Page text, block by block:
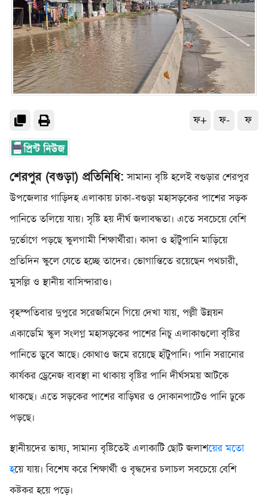
ফ+ ফ- ফ
শেরপুর (বগুড়া) প্রতিনিধি: সামান্য বৃষ্টি হলেই বগুড়ার শেরপুর
উপজেলার গাড়িদহ এলাকায় ঢাকা-বগুড়া মহাসড়কের পাশের সড়ক
পানিতে তলিয়ে যায়। সৃষ্টি হয় দীর্ঘ জলাবদ্ধতা। এতে সবচেয়ে বেশি
দুর্ভোগে পড়ছে স্কুলগামী শিক্ষার্থীরা। কাদা ও হাঁটুপানি মাড়িয়ে
প্রতিদিন স্কুলে যেতে হচ্ছে তাদের। ভোগান্তিতে রয়েছেন পথচারী,
মুসল্লি ও স্থানীয় বাসিন্দারাও।
বৃহস্পতিবার দুপুরে সরেজমিনে গিয়ে দেখা যায়, পল্লী উন্নয়ন
একাডেমি স্কুল সংলগ্ন মহাসড়কের পাশের নিচু এলাকাগুলো বৃষ্টির
পানিতে ডুবে আছে। কোথাও জমে রয়েছে হাঁটুপানি। পানি সরানোর
কার্যকর ড্রেনেজ ব্যবস্থা না থাকায় বৃষ্টির পানি দীর্ঘসময় আটকে
থাকছে। এতে সড়কের পাশের বাড়িঘর ও দোকানপাটেও পানি ঢুকে
পড়ছে।
স্থানীয়দের ভাষ্য, সামান্য বৃষ্টিতেই এলাকাটি ছোট জলাশয়ের মতো
হয়ে যায়। বিশেষ করে শিক্ষার্থী ও বৃদ্ধদের চলাচল সবচেয়ে বেশি
কষ্টকর হয়ে পড়ে।